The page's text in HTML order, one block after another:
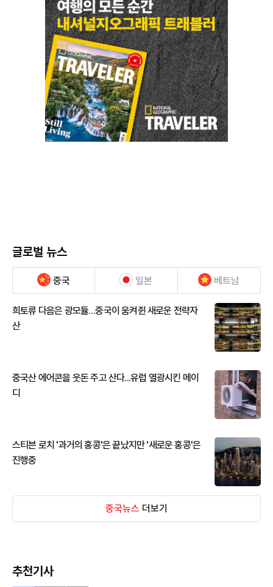
글로벌 뉴스
중국 일본 베트남
희토류 다음은 광모듈…중국이 움켜쥔 새로운 전략자
산
중국산 에어콘을 웃돈 주고 산다...유럽 열광시킨 메이
디
스티븐 로치 '과거의 홍콩'은 끝났지만 '새로운 홍콩'은
진행중
중국뉴스 더보기
추천기사